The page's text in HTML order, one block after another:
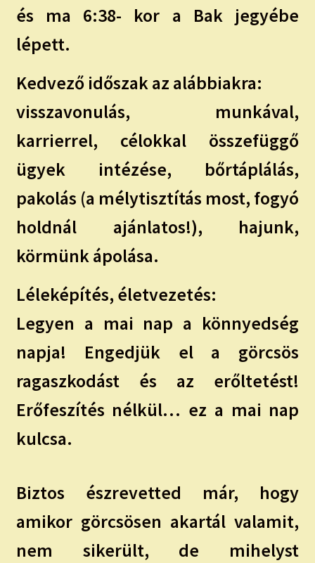
IRATKOZZ FEL A VIDEÓ CSATORNÁNKRA!
TAROT ELEMZÉS MEGRENDELÉSE LIMITÁLT!
AJÁNDÉKOKKAL!
és ma 6:38- kor a Bak jegyébe
lépett.
Kedvező időszak az alábbiakra:
visszavonulás, munkával,
karrierrel, célokkal összefüggő
ügyek intézése, bőrtáplálás,
pakolás (a mélytisztítás most, fogyó
holdnál ajánlatos!), hajunk,
körmünk ápolása.
Léleképítés, életvezetés:
Legyen a mai nap a könnyedség
napja! Engedjük el a görcsös
ragaszkodást és az erőltetést!
Erőfeszítés nélkül… ez a mai nap
kulcsa.
Biztos észrevetted már, hogy
amikor görcsösen akartál valamit,
nem sikerült, de mihelyst